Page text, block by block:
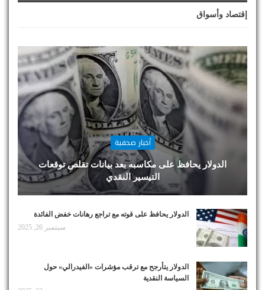
إقتصاد وأسواق
أخبار صحفية
الدولار يحافظ على مكاسبه بعد بيانات تقلص توقعات
التيسير النقدي
الدولار يحافظ على قوته مع تراجع رهانات خفض الفائدة
سبتمبر 26, 2025
الدولار يتأرجح مع ترقب مؤشرات «الفيدرالي» حول
السياسة النقدية